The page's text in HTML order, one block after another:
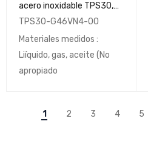
acero inoxidable TPS30,
de 0 a 1Mpa
AUTONICS
TPS30-G46VN4-00
Materiales medidos :
Liíquido, gas, aceite (No
apropiado
1 2 3 4 5